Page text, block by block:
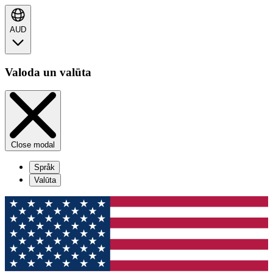
AUD
Valoda un valūta
Close modal
Språk
Valūta